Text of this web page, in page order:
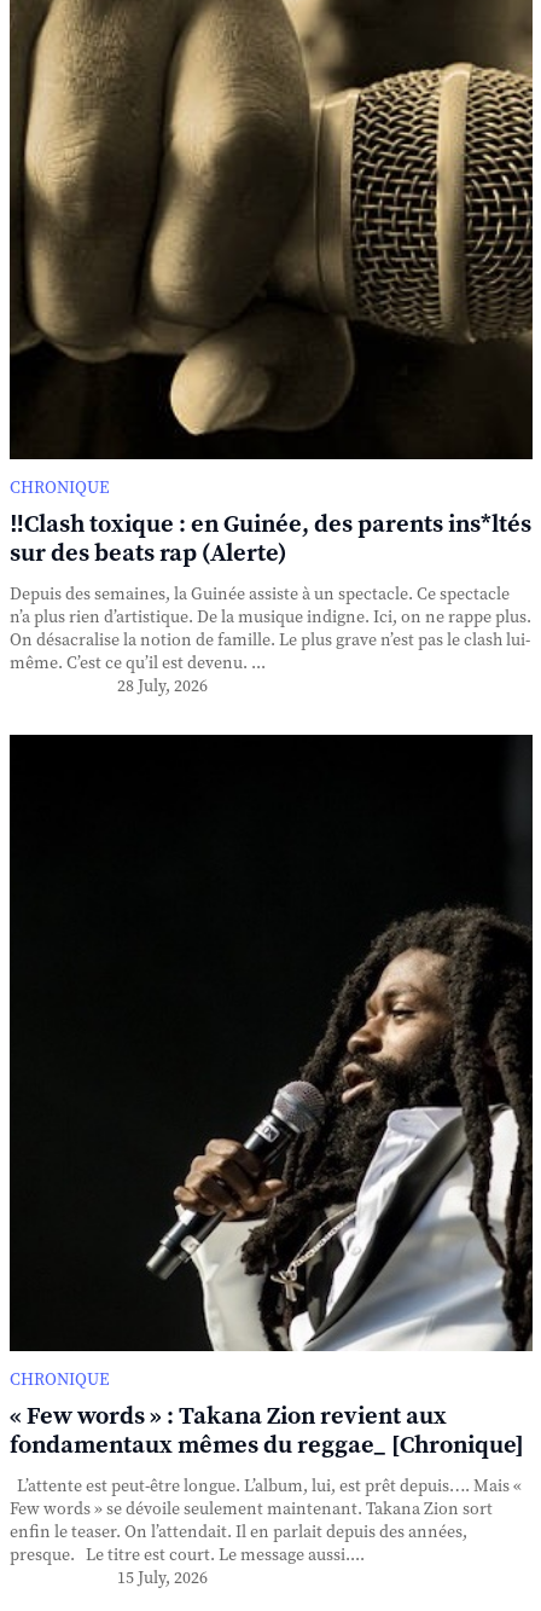
CHRONIQUE
‼️Clash toxique : en Guinée, des parents ins*ltés
sur des beats rap (Alerte)
Depuis des semaines, la Guinée assiste à un spectacle. Ce spectacle
n’a plus rien d’artistique. De la musique indigne. Ici, on ne rappe plus.
On désacralise la notion de famille. Le plus grave n’est pas le clash lui-
même. C’est ce qu’il est devenu. ...
28 July, 2026
CHRONIQUE
« Few words » : Takana Zion revient aux
fondamentaux mêmes du reggae_ [Chronique]
L’attente est peut-être longue. L’album, lui, est prêt depuis…. Mais «
Few words » se dévoile seulement maintenant. Takana Zion sort
enfin le teaser. On l’attendait. Il en parlait depuis des années,
presque. Le titre est court. Le message aussi....
15 July, 2026